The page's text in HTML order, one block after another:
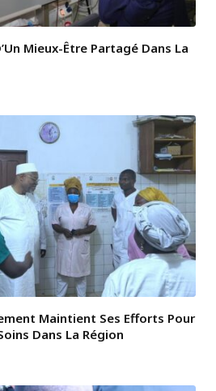
Mieux-Être Partagé Dans La
Maintient Ses Efforts Pour
Dans La Région